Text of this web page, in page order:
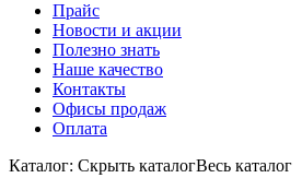
Прайс
Новости и акции
Полезно знать
Наше качество
Контакты
Офисы продаж
Оплата
Каталог: Cкрыть каталогВесь каталог